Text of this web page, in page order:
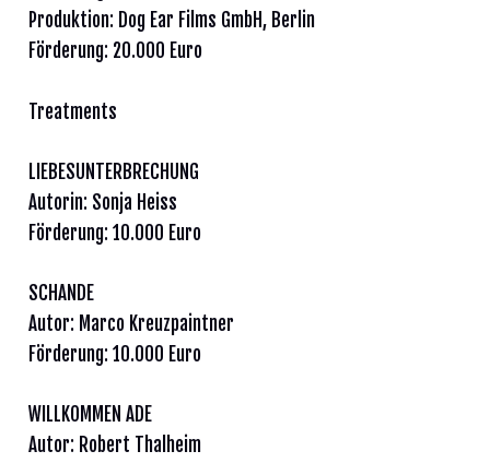
Produktion: Dog Ear Films GmbH, Berlin
Förderung: 20.000 Euro
Treatments
LIEBESUNTERBRECHUNG
Autorin: Sonja Heiss
Förderung: 10.000 Euro
SCHANDE
Autor: Marco Kreuzpaintner
Förderung: 10.000 Euro
WILLKOMMEN ADE
Autor: Robert Thalheim